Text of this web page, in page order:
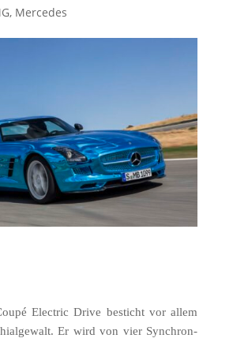
, Mercedes
Electric Drive besticht vor allem
Er wird von vier Synchron-